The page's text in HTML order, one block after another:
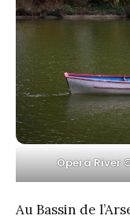
Opera River
Au Bassin de